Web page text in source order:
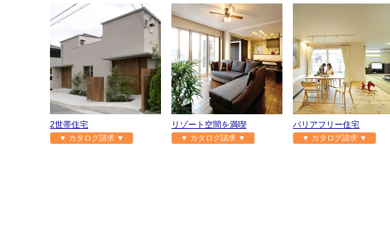
2世帯住宅
▼ カタログ請求 ▼
リゾート空間を満喫
▼ カタログ請求 ▼
バリアフリー住宅
▼ カタログ請求 ▼